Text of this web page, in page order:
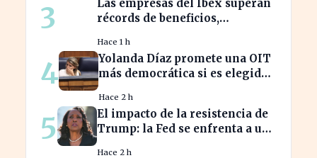
3
Las empresas del Ibex superan
récords de beneficios,
española
Hace 1 h
4
Yolanda Díaz promete una OIT
más democrática si es elegida,
global
Hace 2 h
5
El impacto de la resistencia de
Trump: la Fed se enfrenta a un
Hace 2 h